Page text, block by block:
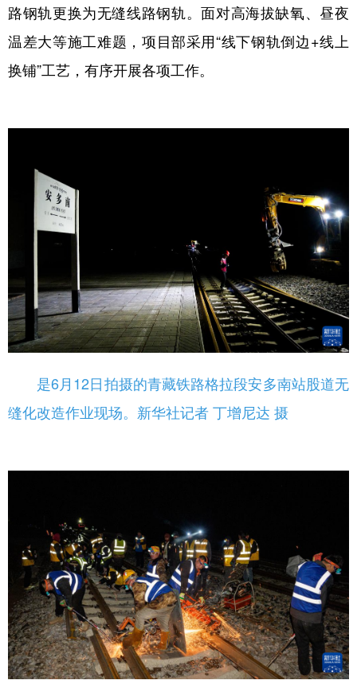
路钢轨更换为无缝线路钢轨。面对高海拔缺氧、昼夜
温差大等施工难题，项目部采用“线下钢轨倒边+线上
换铺”工艺，有序开展各项工作。
是6月12日拍摄的青藏铁路格拉段安多南站股道无
缝化改造作业现场。新华社记者 丁增尼达 摄